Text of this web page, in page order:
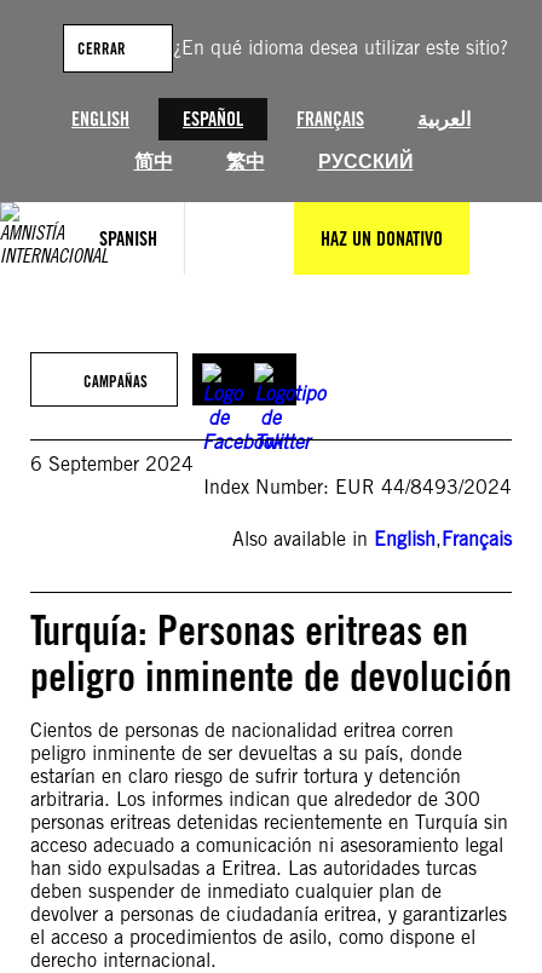
¿En qué idioma desea utilizar este sitio?
ENGLISH ESPAÑOL FRANÇAIS
العربية
简中
繁中 РУССКИЙ
CERRAR
SPANISH HAZ UN DONATIVO
contenido
CAMPAÑAS
6 September 2024
Index Number: EUR 44/8493/2024
Also available in English,Français
Turquía: Personas eritreas en
peligro inminente de devolución
Cientos de personas de nacionalidad eritrea corren
peligro inminente de ser devueltas a su país, donde
estarían en claro riesgo de sufrir tortura y detención
arbitraria. Los informes indican que alrededor de 300
personas eritreas detenidas recientemente en Turquía sin
acceso adecuado a comunicación ni asesoramiento legal
han sido expulsadas a Eritrea. Las autoridades turcas
deben suspender de inmediato cualquier plan de
devolver a personas de ciudadanía eritrea, y garantizarles
el acceso a procedimientos de asilo, como dispone el
derecho internacional.